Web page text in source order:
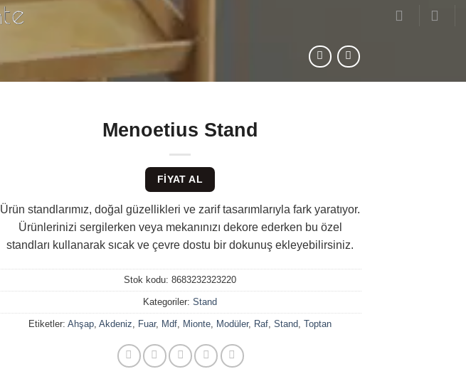
Menoetius Stand
FIYAT AL
Ürün standlarımız, doğal güzellikleri ve zarif tasarımlarıyla fark yaratıyor.
Ürünlerinizi sergilerken veya mekanınızı dekore ederken bu özel
standları kullanarak sıcak ve çevre dostu bir dokunuş ekleyebilirsiniz.
Stok kodu: 8683232323220
Kategoriler: Stand
Etiketler: Ahşap Akdeniz Fuar, Mdf Mionte Modüler, Raf Stand Toptan